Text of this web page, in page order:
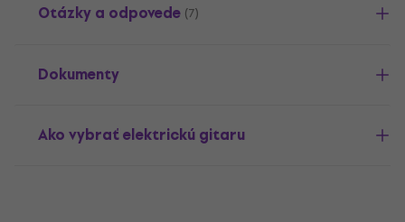
Otázky a odpovede (7)
Dokumenty
Ako vybrať elektrickú gitaru